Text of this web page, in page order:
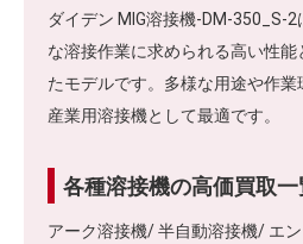
ダイデン MIG溶接機-DM-350_S-
な溶接作業に求められる高い性能
たモデルです。多様な用途や作業
産業用溶接機として最適です。
各種溶接機の高価買取一
アーク溶接機/ 半自動溶接機/ エ